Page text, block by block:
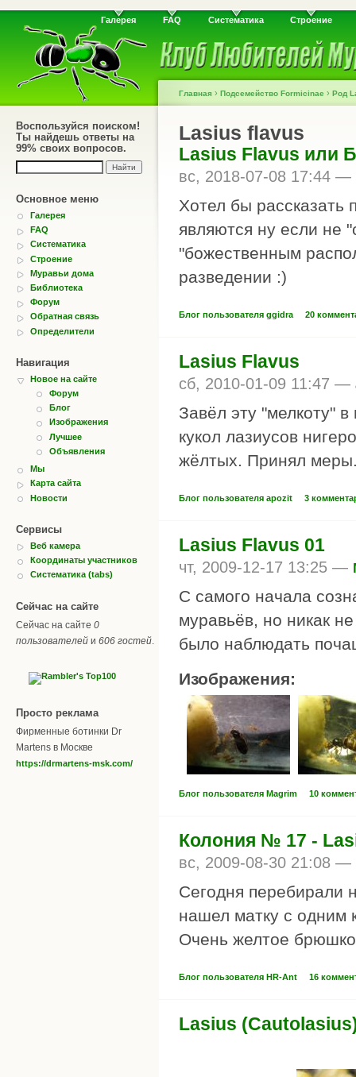
Галерея FAQ Систематика Строение
Воспользуйся поиском!
Ты найдешь ответы на
99% своих вопросов.
Основное меню
Галерея
FAQ
Систематика
Строение
Муравьи дома
Библиотека
Форум
Обратная связь
Определители
Навигация
Новое на сайте
Форум
Блог
Изображения
Лучшее
Объявления
Мы
Карта сайта
Новости
Сервисы
Веб камера
Координаты участников
Систематика (tabs)
Сейчас на сайте
Сейчас на сайте 0
пользователей и 606 гостей
Просто реклама
Фирменные ботинки Dr
Martens в Москве
https://drmartens-msk.com/
Главная › Подсемейство Formicinae › Род
Lasius flavus
Lasius Flavus или
вс, 2018-07-08 17:44 —
Хотел бы рассказать
являются ну если не
"божественным
разведении :)
Блог пользователя ggidra 20
Lasius Flavus
сб, 2010-01-09 11:47 —
Завёл эту "мелкоту"
кукол лазиусов
жёлтых. Принял
Блог пользователя apozit 3
Lasius Flavus 01
чт, 2009-12-17 13:25 —
С самого начала
муравьёв, но никак
было наблюдать
Изображения:
Блог пользователя Magrim 10
Колония № 17 -
вс, 2009-08-30 21:08 —
Сегодня перебирали
нашел матку с одним
Очень желтое
Блог пользователя HR-Ant 16
Lasius